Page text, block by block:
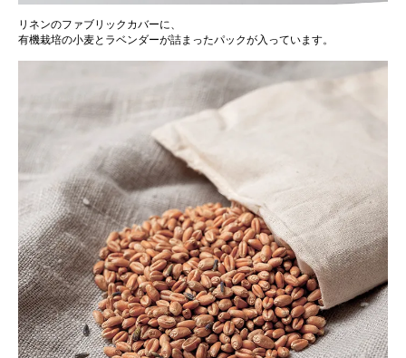
リネンのファブリックカバーに、
有機栽培の小麦とラベンダーが詰まったパックが入っています。